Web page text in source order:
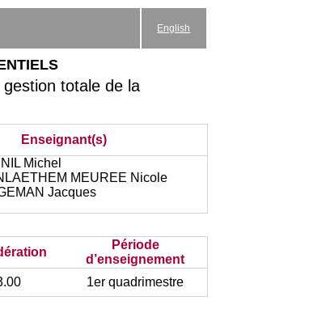
English
totale de la
Enseignant(s)
Michel
MEUREE Nicole
Jacques
Période
d’enseignement
1er quadrimestre